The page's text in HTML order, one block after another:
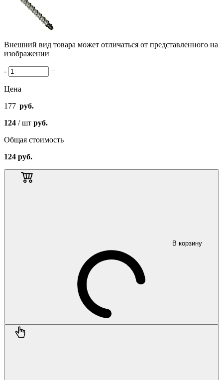
Внешний вид товара может отличаться от представленного на
изображении
- +
Цена
177 руб.
124 / шт руб.
Общая стоимость
124 руб.
В корзину